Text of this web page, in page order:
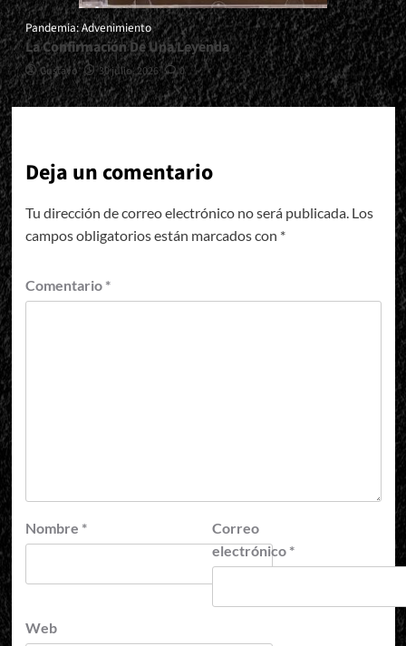
Pandemia: Advenimiento
La Confirmación De Una Leyenda
Gustavo 30 julio, 2026 0
Deja un comentario
Tu dirección de correo electrónico no será publicada. Los
campos obligatorios están marcados con *
Comentario *
Nombre *
Correo
electrónico *
Web